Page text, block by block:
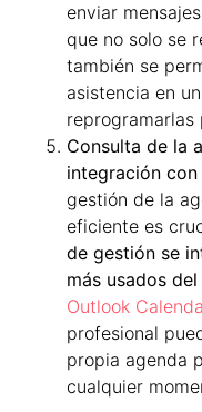
enviar
que no solo se
también se
asistencia en
reprogramarlas
Consulta de la
integración
gestión de la
eficiente es
de gestión se
más usados
Outlook
profesional
propia agenda
cualquier